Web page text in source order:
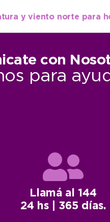
y viento norte para
con
para
Llamá al 144
24 hs | 365 días.